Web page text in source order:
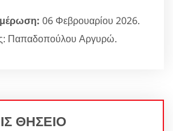
06 Φεβρουαρίου 2026.
Παπαδοπούλου Αργυρώ.
ΘΗΣΕΙΟ